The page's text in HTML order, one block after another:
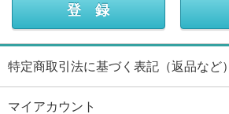
特定商取引法に基づく表記（返品など）
マイアカウント